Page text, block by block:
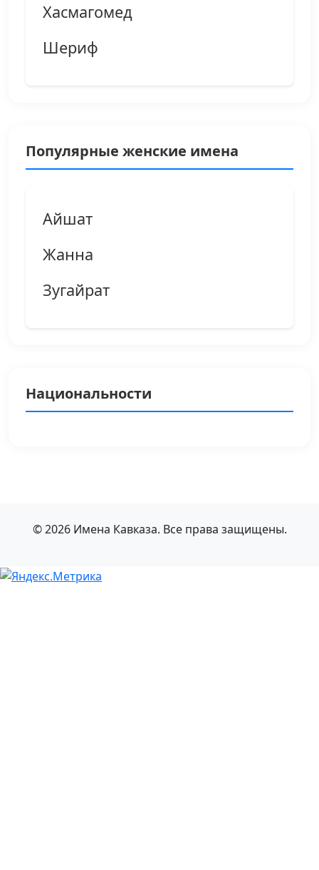
Хасмагомед
Шериф
Популярные женские имена
Айшат
Жанна
Зугайрат
Национальности
© 2026 Имена Кавказа. Все права защищены.